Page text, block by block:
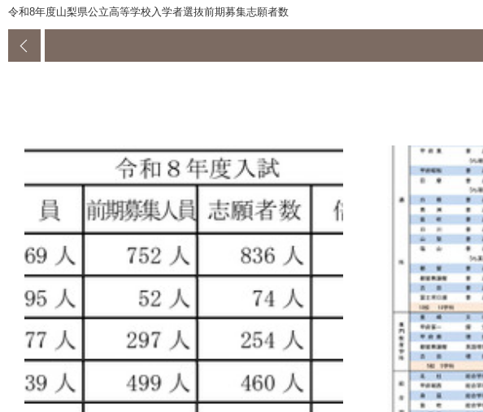
令和8年度山梨県公立高等学校入学者選抜前期募集志願者数